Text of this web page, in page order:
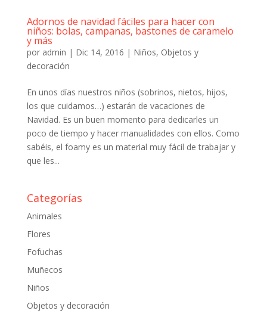
Adornos de navidad fáciles para hacer con
niños: bolas, campanas, bastones de caramelo
y más
por admin | Dic 14, 2016 | Niños, Objetos y
decoración
En unos días nuestros niños (sobrinos, nietos, hijos,
los que cuidamos…) estarán de vacaciones de
Navidad. Es un buen momento para dedicarles un
poco de tiempo y hacer manualidades con ellos. Como
sabéis, el foamy es un material muy fácil de trabajar y
que les...
Categorías
Animales
Flores
Fofuchas
Muñecos
Niños
Objetos y decoración